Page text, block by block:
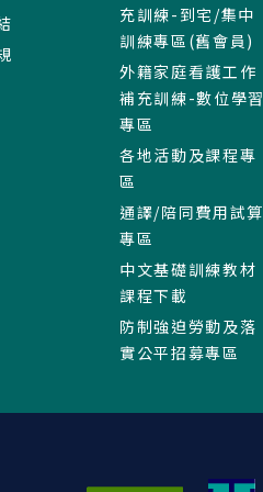
充訓練-到宅/集中
訓練專區(舊會員)
外籍家庭看護工作
補充訓練-數位學習
專區
各地活動及課程專
區
通譯/陪同費用試算
專區
中文基礎訓練教材
課程下載
防制強迫勞動及落
實公平招募專區